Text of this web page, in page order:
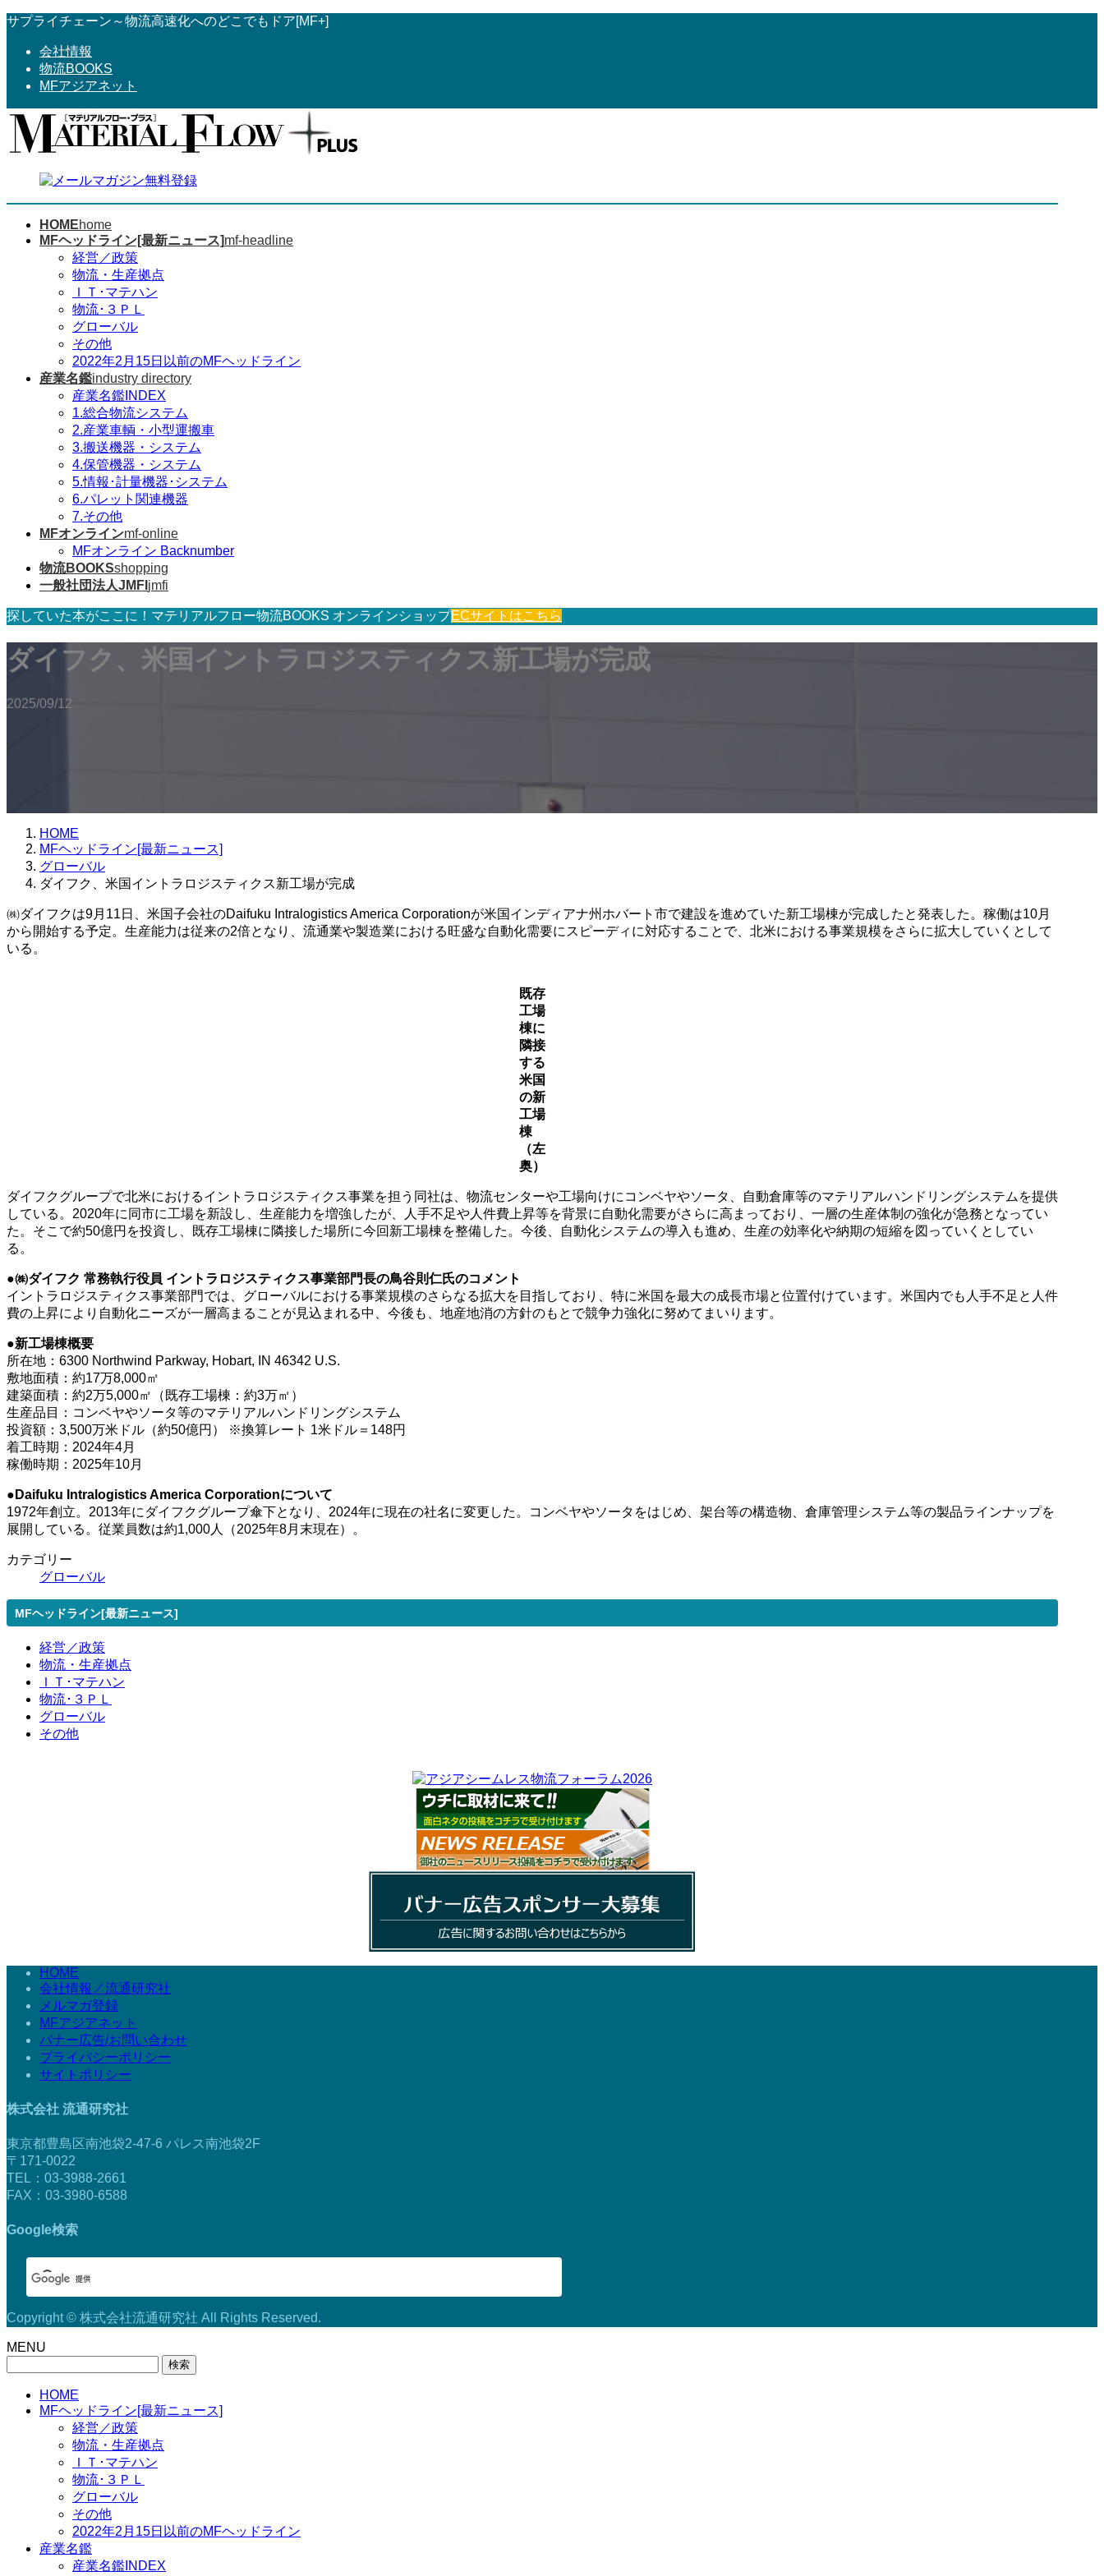
コ
へ
ス
ナ
ョ
ン
サプライチェーン～物流高速化へのどこでもドア[MF+]
会社情報
物流BOOKS
MFアジアネット
HOMEhome
MFヘッドライン[最新ニュース]mf-headline
経営／政策
物流・生産拠点
ＩＴ･マテハン
物流･３ＰＬ
グローバル
その他
2022年2月15日以前のMFヘッドライン
産業名鑑industry directory
産業名鑑INDEX
1.総合物流システム
2.産業車輌・小型運搬車
3.搬送機器・システム
4.保管機器・システム
5.情報･計量機器･システム
6.パレット関連機器
7.その他
MFオンラインmf-online
MFオンライン Backnumber
物流BOOKSshopping
一般社団法人JMFI jmfi
探していた本がここに！マテリアルフロー物流BOOKS オンラインショップECサイトはこちら
ダイフク、米国イントラロジスティクス新工場が完成
2025/09/12
HOME
MFヘッドライン[最新ニュース]
グローバル
ダイフク、米国イントラロジスティクス新工場が完成
㈱ダイフクは9月11日、米国子会社のDaifuku Intralogistics America Corporationが米国インディアナ州ホバート市で建設を進めていた新工場棟が完成したと発表した。稼働は10月
から開始する予定。生産能力は従来の2倍となり、流通業や製造業における旺盛な自動化需要にスピーディに対応することで、北米における事業規模をさらに拡大していくとして
いる。
既存
工場
棟に
隣接
する
米国
の新
工場
棟
（左
奥）
ダイフクグループで北米におけるイントラロジスティクス事業を担う同社は、物流センターや工場向けにコンベヤやソータ、自動倉庫等のマテリアルハンドリングシステムを提供
している。2020年に同市に工場を新設し、生産能力を増強したが、人手不足や人件費上昇等を背景に自動化需要がさらに高まっており、一層の生産体制の強化が急務となってい
た。そこで約50億円を投資し、既存工場棟に隣接した場所に今回新工場棟を整備した。今後、自動化システムの導入も進め、生産の効率化や納期の短縮を図っていくとしてい
る。
●㈱ダイフク 常務執行役員 イントラロジスティクス事業部門長の鳥谷則仁氏のコメント
イントラロジスティクス事業部門では、グローバルにおける事業規模のさらなる拡大を目指しており、特に米国を最大の成長市場と位置付けています。米国内でも人手不足と人件
費の上昇により自動化ニーズが一層高まることが見込まれる中、今後も、地産地消の方針のもとで競争力強化に努めてまいります。
●新工場棟概要
所在地：6300 Northwind Parkway, Hobart, IN 46342 U.S.
敷地面積：約17万8,000㎡
建築面積：約2万5,000㎡（既存工場棟：約3万㎡）
生産品目：コンベヤやソータ等のマテリアルハンドリングシステム
投資額：3,500万米ドル（約50億円） ※換算レート 1米ドル＝148円
着工時期：2024年4月
稼働時期：2025年10月
●Daifuku Intralogistics America Corporationについて
1972年創立。2013年にダイフクグループ傘下となり、2024年に現在の社名に変更した。コンベヤやソータをはじめ、架台等の構造物、倉庫管理システム等の製品ラインナップを
展開している。従業員数は約1,000人（2025年8月末現在）。
カテゴリー
グローバル
MFヘッドライン[最新ニュース]
経営／政策
物流・生産拠点
ＩＴ･マテハン
物流･３ＰＬ
グローバル
その他
HOME
会社情報／流通研究社
メルマガ登録
MFアジアネット
バナー広告/お問い合わせ
プライバシーポリシー
サイトポリシー
株式会社 流通研究社
東京都豊島区南池袋2-47-6 パレス南池袋2F
〒171-0022
TEL：03-3988-2661
FAX：03-3980-6588
Google検索
Copyright © 株式会社流通研究社 All Rights Reserved.
MENU
HOME
MFヘッドライン[最新ニュース]
経営／政策
物流・生産拠点
ＩＴ･マテハン
物流･３ＰＬ
グローバル
その他
2022年2月15日以前のMFヘッドライン
産業名鑑
産業名鑑INDEX